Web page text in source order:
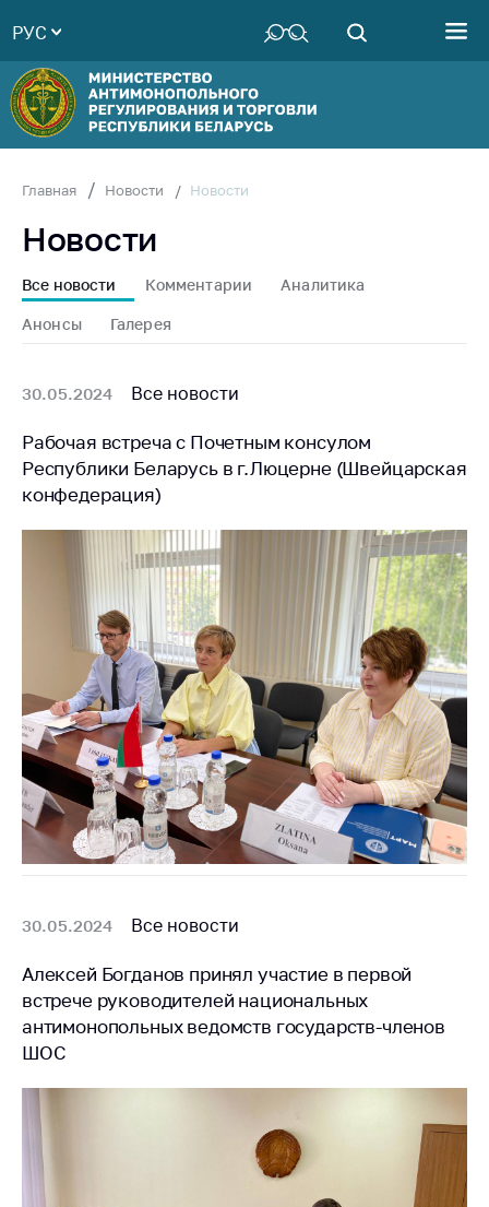
Руководство
Структура
Министерства
Территориальные
Законодательство
Антикоррупционная
деятельность
совет
Соискателям
Награждения
Белорусская
универсальная
товарная биржа
Общественная
жизнь
Идеологическая
работа
Официальные
геральдические
символы
5 лет МАРТ
Деятельность
Антимонопольное
конкуренция
Торговля и услуги
Регулирование и
РУС
Главная Новости Новости
Новости
Все новости Комментарии Аналитика
Анонсы Галерея
30.05.2024 Все новости
Рабочая встреча с Почетным консулом
Республики Беларусь в г.Люцерне (Швейцарская
конфедерация)
30.05.2024 Все новости
Алексей Богданов принял участие в первой
встрече руководителей национальных
антимонопольных ведомств государств-членов
ШОС